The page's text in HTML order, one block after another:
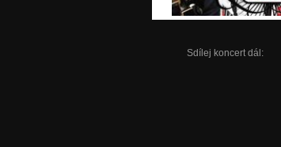
Sdílej koncert dál: